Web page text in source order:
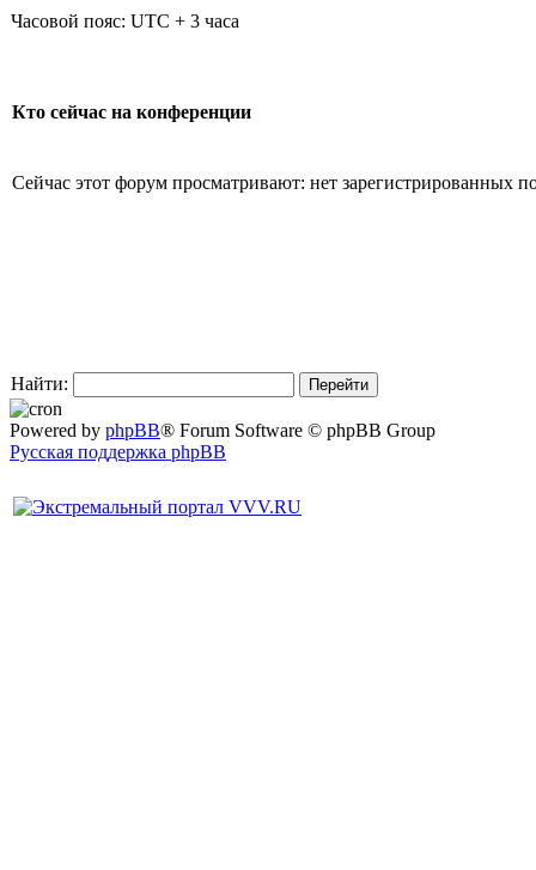
Часовой пояс: UTC + 3 часа
Кто сейчас на конференции
Сейчас этот форум просматривают: нет зарегистрированных
Найти:
Powered by phpBB® Forum Software © phpBB Group
Русская поддержка phpBB